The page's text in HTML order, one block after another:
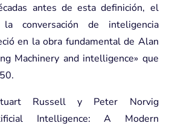
antes de esta definición, el
conversación de inteligencia
en la obra fundamental de Alan
Machinery and intelligence» que
Russell y Peter Norvig
Intelligence: A Modern